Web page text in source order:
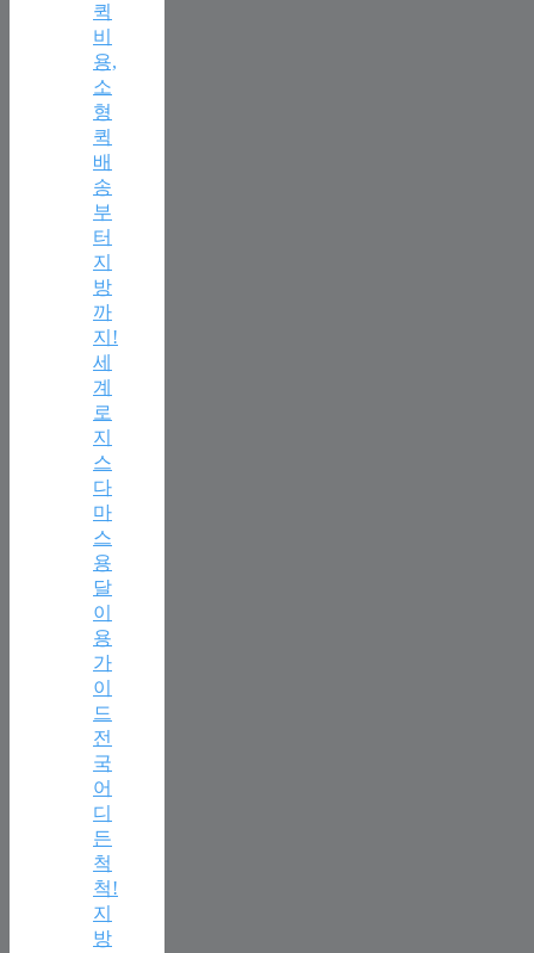
퀵
비
용,
소
형
퀵
배
송
부
터
지
방
까
지!
세
계
로
지
스
다
마
스
용
달
이
용
가
이
드
전
국
어
디
든
척
척!
지
방